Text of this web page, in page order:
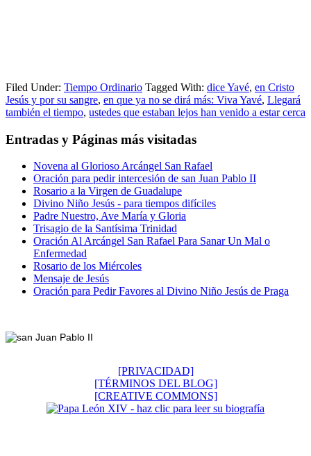
Filed Under: Tiempo Ordinario Tagged With: dice Yavé, en Cristo
Jesús y por su sangre, en que ya no se dirá más: Viva Yavé, Llegará
también el tiempo, ustedes que estaban lejos han venido a estar cerca
Entradas y Páginas más visitadas
Novena al Glorioso Arcángel San Rafael
Oración para pedir intercesión de san Juan Pablo II
Rosario a la Virgen de Guadalupe
Divino Niño Jesús - para tiempos difíciles
Padre Nuestro, Ave María y Gloria
Trisagio de la Santísima Trinidad
Oración Al Arcángel San Rafael Para Sanar Un Mal o
Enfermedad
Rosario de los Miércoles
Mensaje de Jesús
Oración para Pedir Favores al Divino Niño Jesús de Praga
[PRIVACIDAD]
[TÉRMINOS DEL BLOG]
[CREATIVE COMMONS]